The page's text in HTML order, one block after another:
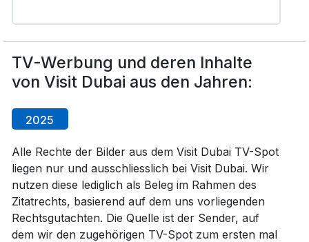
TV-Werbung und deren Inhalte
von Visit Dubai aus den Jahren:
2025
Alle Rechte der Bilder aus dem Visit Dubai TV-Spot
liegen nur und ausschliesslich bei Visit Dubai. Wir
nutzen diese lediglich als Beleg im Rahmen des
Zitatrechts, basierend auf dem uns vorliegenden
Rechtsgutachten. Die Quelle ist der Sender, auf
dem wir den zugehörigen TV-Spot zum ersten mal